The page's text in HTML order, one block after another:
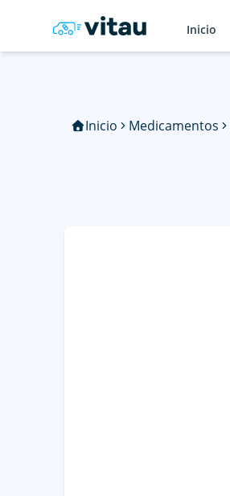
Inicio
Inicio Medicamentos